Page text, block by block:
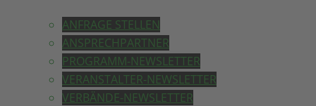
ANFRAGE STELLEN
ANSPRECHPARTNER
PROGRAMM-NEWSLETTER
VERANSTALTER-NEWSLETTER
VERBÄNDE-NEWSLETTER